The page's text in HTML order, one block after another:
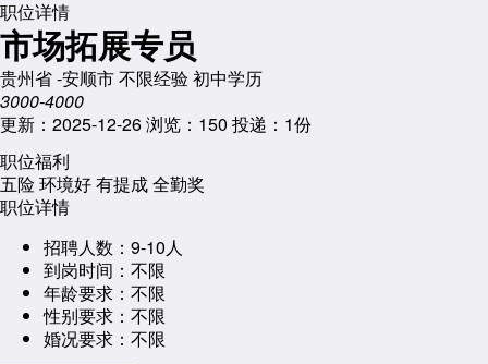
职位详情
市场拓展专员
贵州省 -安顺市不限经验初中学历
3000-4000
更新：2025-12-26浏览：150 投递：1份
职位福利
五险环境好有提成全勤奖
职位详情
招聘人数： 9-10人
到岗时间： 不限
年龄要求： 不限
性别要求： 不限
婚况要求： 不限